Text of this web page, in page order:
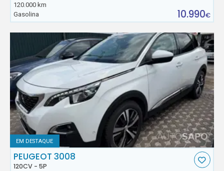
120.000 km
Gasolina
10.990€
EM DESTAQUE
PEUGEOT 3008
120CV - 5P